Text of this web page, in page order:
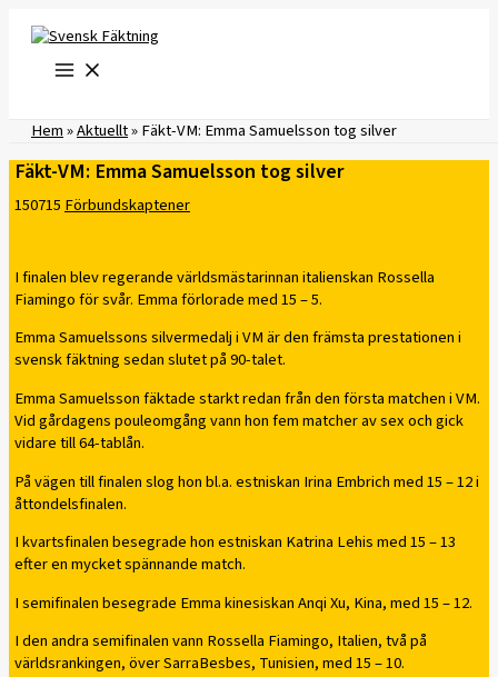
innehåll
Hem»Aktuellt»​Fäkt-VM: Emma Samuelsson tog silver
​Fäkt-VM: Emma Samuelsson tog silver
150715Förbundskaptener
I finalen blev regerande världsmästarinnan italienskan Rossella
Fiamingo för svår. Emma förlorade med 15 – 5.
Emma Samuelssons silvermedalj i VM är den främsta prestationen i
svensk fäktning sedan slutet på 90-talet.
Emma Samuelsson fäktade starkt redan från den första matchen i VM.
Vid gårdagens pouleomgång vann hon fem matcher av sex och gick
vidare till 64-tablån.
På vägen till finalen slog hon bl.a. estniskan Irina Embrich med 15 – 12 i
åttondelsfinalen.
I kvartsfinalen besegrade hon estniskan Katrina Lehis med 15 – 13
efter en mycket spännande match.
I semifinalen besegrade Emma kinesiskan Anqi Xu, Kina, med 15 – 12.
I den andra semifinalen vann Rossella Fiamingo, Italien, två på
världsrankingen, över SarraBesbes, Tunisien, med 15 – 10.